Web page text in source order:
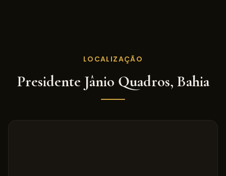
LOCALIZAÇÃO
Presidente Jânio Quadros, Bahia